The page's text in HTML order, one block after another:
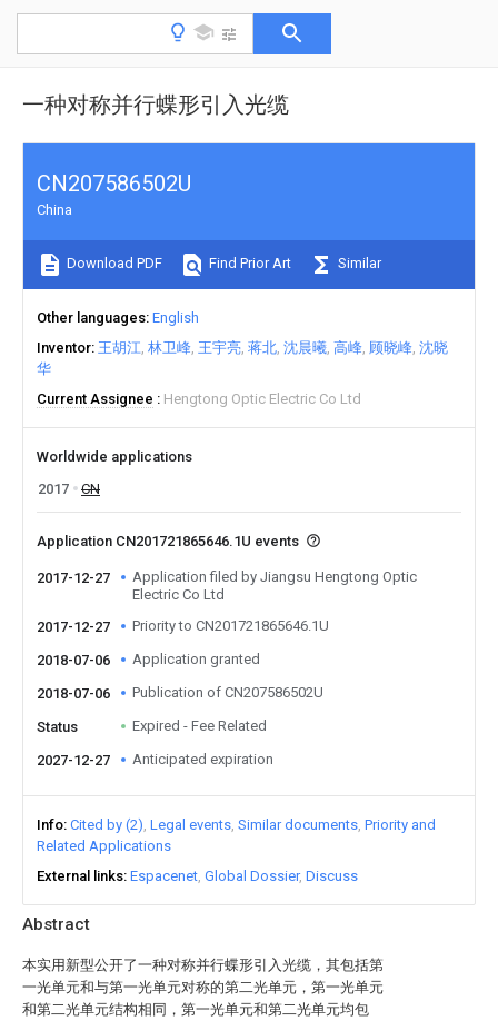
一种对称并行蝶形引入光缆
Abstract
本实用新型公开了一种对称并行蝶形引入光缆，其包括第
一光单元和与第一光单元对称的第二光单元，第一光单元
和第二光单元结构相同，第一光单元和第二光单元均包
CN207586502U
China
Download PDF Find Prior Art Similar
Other languages English
Inventor 王胡江 林卫峰 王宇亮 蒋北 沈晨曦 高峰 顾晓峰 沈晓
华
Current Assignee
Hengtong Optic Electric Co Ltd
Worldwide applications
2017
CN
Application CN201721865646.1U events
2017-12-27
Application filed by Jiangsu Hengtong Optic
Electric Co Ltd
2017-12-27
Priority to CN201721865646.1U
2018-07-06 Application granted
2018-07-06 Publication of CN207586502U
Status Expired - Fee Related
2027-12-27 Anticipated expiration
Info Cited by (2) Legal events Similar documents Priority and
Related Applications
External links Espacenet Global Dossier Discuss